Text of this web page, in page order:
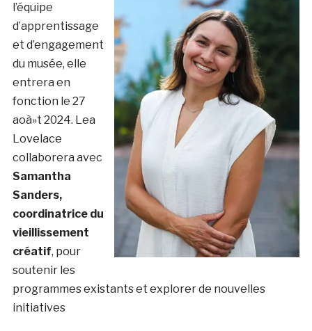
l’équipe
d’apprentissage
et d’engagement
du musée, elle
entrera en
fonction le 27
aoà»t 2024. Lea
Lovelace
collaborera avec
Samantha
Sanders,
coordinatrice du
vieillissement
créatif, pour
soutenir les
programmes existants et explorer de nouvelles
initiatives